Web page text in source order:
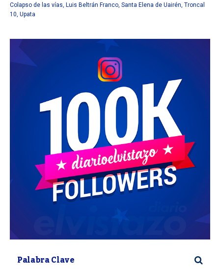
Colapso de las vías, Luis Beltrán Franco, Santa Elena de Uairén, Troncal
10, Upata